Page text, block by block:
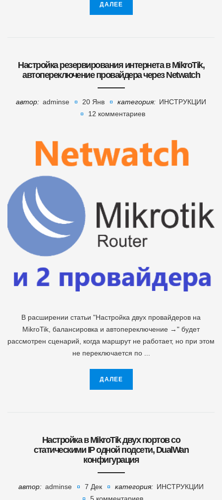
ДАЛЕЕ
Настройка резервирования интернета в MikroTik,
автопереключение провайдера через Netwatch
автор: adminse 20 Янв категория: ИНСТРУКЦИИ
12 комментариев
В расширении статьи "Настройка двух провайдеров на
MikroTik, балансировка и автопереключение →" будет
рассмотрен сценарий, когда маршрут не работает, но при этом
не переключается по ...
ДАЛЕЕ
Настройка в MikroTik двух портов со
статическими IP одной подсети, DualWan
конфигурация
автор: adminse 7 Дек категория: ИНСТРУКЦИИ